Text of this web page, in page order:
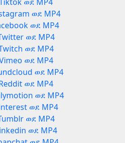
ወደ MP4
ወደ MP4
ወደ MP4
ወደ MP4
ወደ MP4
ወደ MP4
ወደ MP4
ወደ MP4
ወደ MP4
ወደ MP4
ወደ MP4